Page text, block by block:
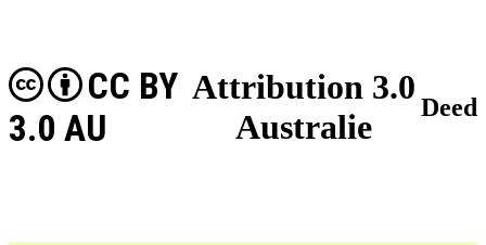
Attribution 3.0
Australie
CC BY
3.0 AU
Deed